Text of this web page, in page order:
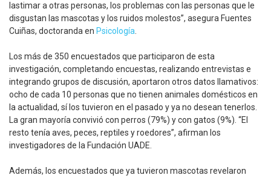
lastimar a otras personas, los problemas con las personas que le
disgustan las mascotas y los ruidos molestos”, asegura Fuentes
Cuiñas, doctoranda en Psicología
Los más de 350 encuestados que participaron de esta
investigación, completando encuestas, realizando entrevistas e
integrando grupos de discusión, aportaron otros datos llamativos:
ocho de cada 10 personas que no tienen animales domésticos en
la actualidad, sí los tuvieron en el pasado y ya no desean tenerlos.
La gran mayoría convivió con perros (79%) y con gatos (9%). “El
resto tenía aves, peces, reptiles y roedores”, afirman los
investigadores de la Fundación UADE.
Además, los encuestados que ya tuvieron mascotas revelaron